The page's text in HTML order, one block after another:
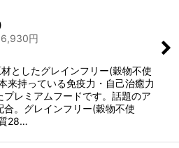
6,930円
としたグレインフリー(穀物不使
来持っている免疫力・自己治癒力
プレミアムフードです。話題のア
合。グレインフリー(穀物不使
28…